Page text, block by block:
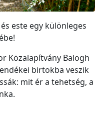
este egy különleges
Közalapítvány Balogh
birtokba veszik
mit ér a tehetség, a